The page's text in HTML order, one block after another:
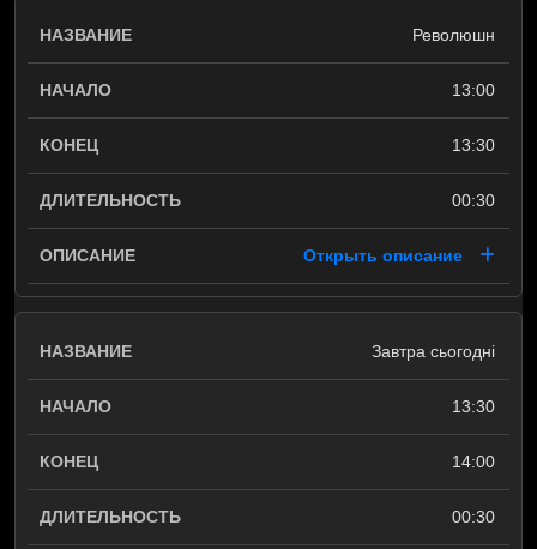
Революшн
13:00
13:30
00:30
Открыть описание
Завтра сьогодні
13:30
14:00
00:30